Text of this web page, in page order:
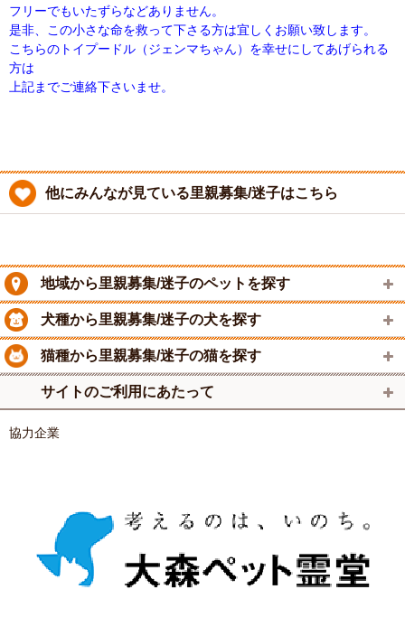
フリーでもいたずらなどありません。
是非、この小さな命を救って下さる方は宜しくお願い致します。
こちらのトイプードル（ジェンマちゃん）を幸せにしてあげられる
方は
上記までご連絡下さいませ。
他にみんなが見ている里親募集/迷子はこちら
地域から里親募集/迷子のペットを探す
犬種から里親募集/迷子の犬を探す
猫種から里親募集/迷子の猫を探す
サイトのご利用にあたって
協力企業